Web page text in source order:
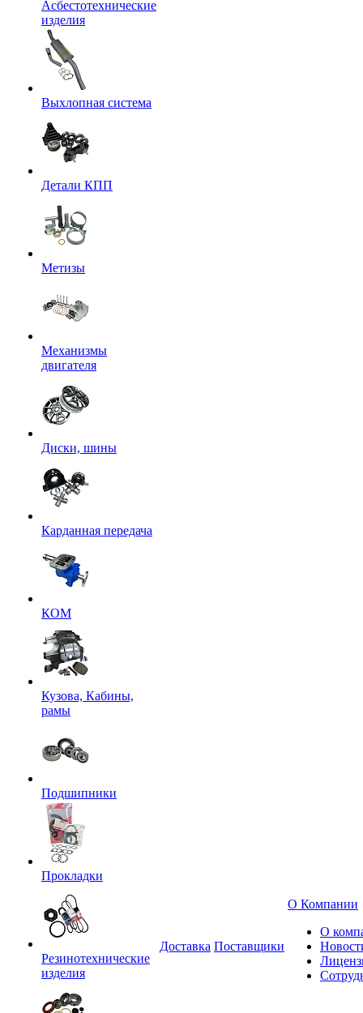
Асбестотехнические
изделия
Выхлопная система
Детали КПП
Метизы
Механизмы
двигателя
Диски, шины
Карданная передача
КОМ
Кузова, Кабины,
рамы
Подшипники
Прокладки
Резинотехнические
изделия
Доставка Поставщики
О Компании
О